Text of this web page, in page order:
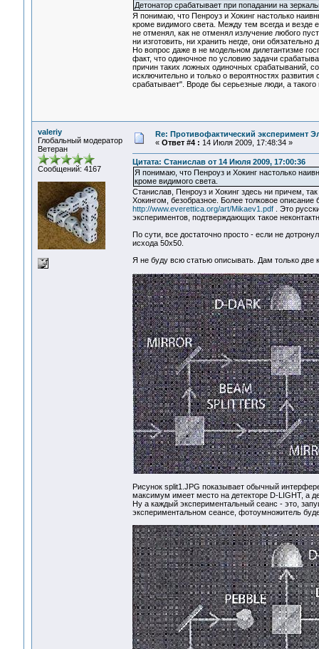
Детонатор срабатывает при попадании на
Я понимаю, что Пенроуз и Хокинг настолько
кроме видимого света. Между тем всегда и везде
не отменял, как не отменял излучение любого
ни изготовить, ни хранить негде, они
Но вопрос даже в не модельном дилетантизме
факт, что одиночное по условию задачи
причин таких ложных одиночных срабатываний,
исключительно и только о вероятностях
срабатывает". Вроде бы серьезные люди, а такого
valeriy
Глобальный модератор
Ветеран
Сообщений: 4167
Re: Противофактический эксперимент
« Ответ #4 : 14 Июля 2009, 17:48:34 »
Цитата: Станислав от 14 Июля 2009, 17:00:36
Я понимаю, что Пенроуз и Хокинг настолько
кроме видимого света.
Станислав, Пенроуз и Хокинг здесь ни причем,
Хокингом, безобразное. Более толковое
http://www.everettica.org/art/Mikaev1.pdf. Это
экспериментов, подтверждающих такое
По сути, все достаточно просто - если не
исхода 50х50.
Я не буду всю статью описывать. Дам только две
Рисунок split1.JPG показывает обычный
максимум имеет место на детекторе D-LIGHT, а
Ну а каждый экспериментальный сеанс - это,
экспериментальном сеансе, фотоумножитель